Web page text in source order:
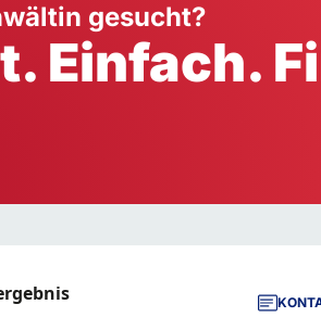
Handwerk
Dienstleistung
gesucht?
Einfach.